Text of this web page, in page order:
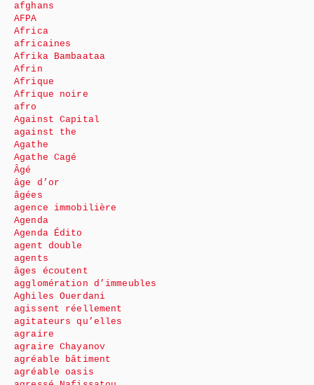
afghans
AFPA
Africa
africaines
Afrika Bambaataa
Afrin
Afrique
Afrique noire
afro
Against Capital
against the
Agathe
Agathe Cagé
Âgé
âge d’or
âgées
agence immobilière
Agenda
Agenda Édito
agent double
agents
âges écoutent
agglomération d’immeubles
Aghiles Ouerdani
agissent réellement
agitateurs qu’elles
agraire
agraire Chayanov
agréable bâtiment
agréable oasis